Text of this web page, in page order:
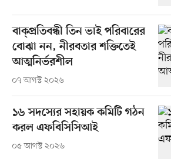
বাক্প্রতিবন্ধী তিন ভাই পরিবারের
বোঝা নন, নীরবতার শক্তিতেই
আত্মনির্ভরশীল
০৭ আগস্ট ২০২৬
১৬ সদস্যের সহায়ক কমিটি গঠন
করল এফবিসিসিআই
০৫ আগস্ট ২০২৬